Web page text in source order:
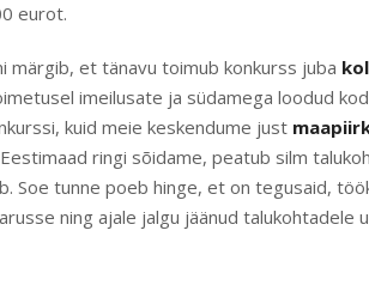
eurot.
märgib, et tänavu toimub konkurss juba
imeilusate ja südamega loodud
kuid meie keskendume just
ringi sõidame, peatub silm
Soe tunne poeb hinge, et on tegusaid,
ning ajale jalgu jäänud talukohtadele